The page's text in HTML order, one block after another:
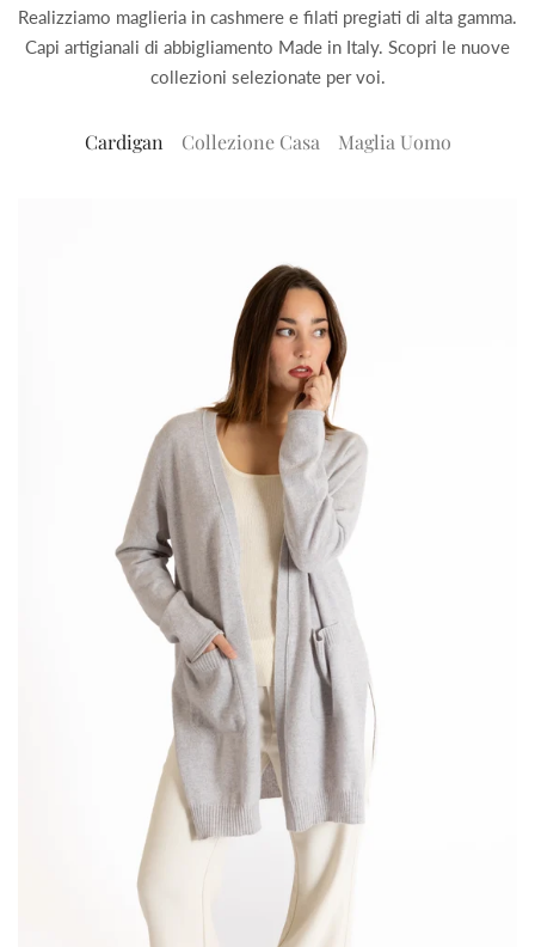
Realizziamo maglieria in cashmere e filati pregiati di alta gamma.
Capi artigianali di abbigliamento Made in Italy. Scopri le nuove
collezioni selezionate per voi.
Cardigan Collezione Casa Maglia Uomo